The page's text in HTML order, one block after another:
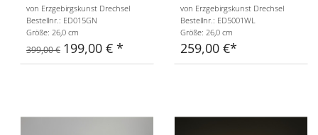
von Erzgebirgskunst Drechsel
Bestellnr.: ED015GN
Größe: 26,0 cm
399,00 € 199,00 €
von Erzgebirgskunst Drechsel
Bestellnr.: ED5001WL
Größe: 26,0 cm
259,00 €